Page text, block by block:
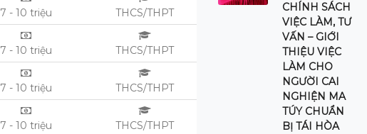
7 - 10 triệu THCS/THPT
7 - 10 triệu THCS/THPT
7 - 10 triệu THCS/THPT
7 - 10 triệu THCS/THPT
CHÍNH SÁCH
VIỆC LÀM, TƯ
VẤN – GIỚI
THIỆU VIỆC
LÀM CHO
NGƯỜI CAI
NGHIỆN MA
TÚY CHUẨN
BỊ TÁI HÒA